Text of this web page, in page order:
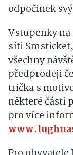
odpočinek
Vstupenky
síti
všechny
předprodeji
trička s
některé části
pro více